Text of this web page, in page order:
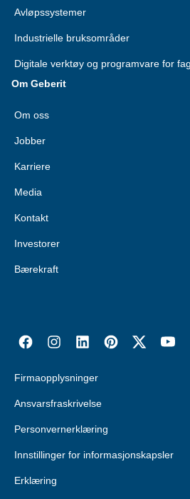
Avløpssystemer
Industrielle bruksområder
Digitale verktøy og programvare for
Om Geberit
Om oss
Jobber
Karriere
Media
Kontakt
Investorer
Bærekraft
Firmaopplysninger
Ansvarsfraskrivelse
Personvernerklæring
Innstillinger for informasjonskapsler
Erklæring